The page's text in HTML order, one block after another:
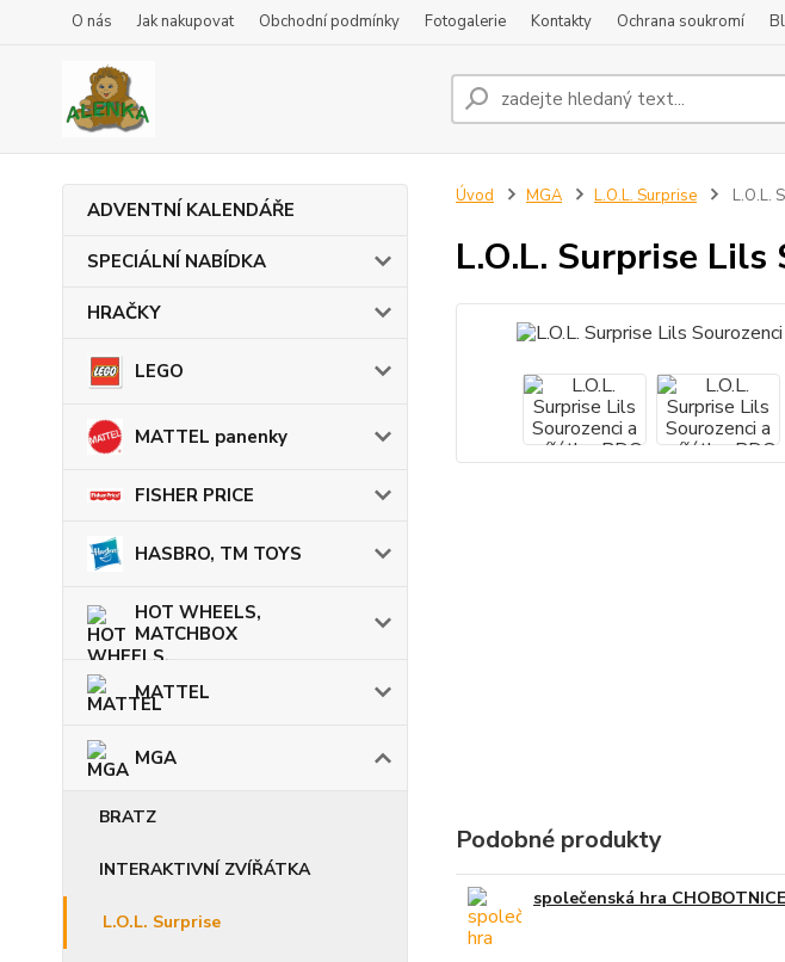
O nás Jak nakupovat Obchodní podmínky Fotogalerie Kontakty Ochrana soukromí
ADVENTNÍ KALENDÁŘE
SPECIÁLNÍ NABÍDKA
HRAČKY
LEGO
MATTEL panenky
FISHER PRICE
HASBRO, TM TOYS
HOT WHEELS,
MATCHBOX
MATTEL
MGA
BRATZ
INTERAKTIVNÍ ZVÍŘÁTKA
L.O.L. Surprise
Úvod MGA L.O.L. Surprise L.O.L.
L.O.L. Surprise Lils
Podobné produkty
společenská hra CHOBOTNICE